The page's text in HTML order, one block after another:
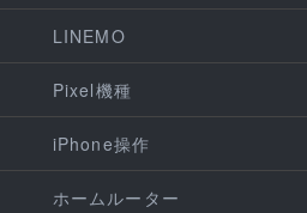
LINEMO
Pixel機種
iPhone操作
ホームルーター